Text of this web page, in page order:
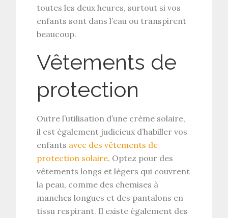
toutes les deux heures, surtout si vos
enfants sont dans l’eau ou transpirent
beaucoup.
Vêtements de
protection
Outre l’utilisation d’une crème solaire,
il est également judicieux d’habiller vos
enfants avec des vêtements de
protection solaire. Optez pour des
vêtements longs et légers qui couvrent
la peau, comme des chemises à
manches longues et des pantalons en
tissu respirant. Il existe également des